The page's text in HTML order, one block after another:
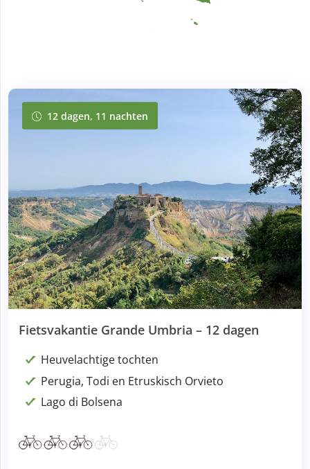
12 dagen, 11 nachten
12 dagen, 11 nachten
Fietsvakantie Grande Umbria – 12 dagen
Heuvelachtige tochten
Perugia, Todi en Etruskisch Orvieto
Lago di Bolsena